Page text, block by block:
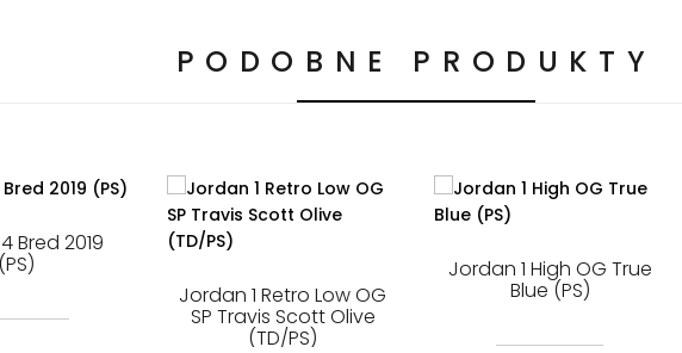
PODOBNE PRODUKTY
Bred 2019
(PS)
Jordan 1 Retro Low OG
SP Travis Scott Olive
(TD/PS)
Jordan 1 High OG True
Blue (PS)